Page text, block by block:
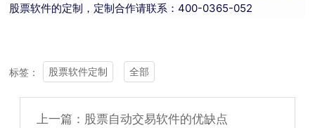
股票软件的定制，定制合作请联系：400-0365-052
标签： 股票软件定制 全部
上一篇：股票自动交易软件的优缺点